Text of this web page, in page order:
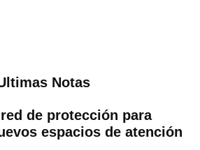
Notas
de protección para
espacios de atención